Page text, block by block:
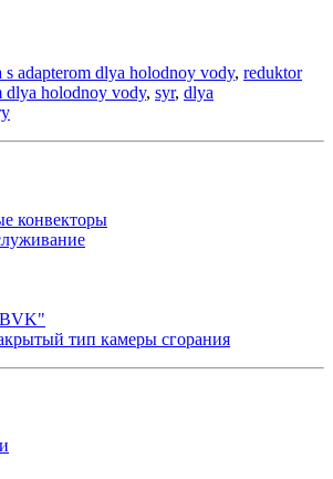
adapterom dlya holodnoy vody, reduktor
dlya holodnoy vody, syr, dlya
конвекторы
тип камеры сгорания